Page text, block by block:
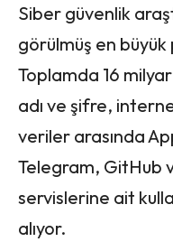
Siber güvenlik
görülmüş en büyük
Toplamda 16 milyar
adı ve şifre,
veriler arasında
Telegram, GitHub
servislerine ait
alıyor.